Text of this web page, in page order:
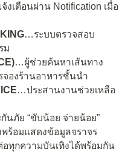
งเตือนผ่าน Notification เมื่อ
…ระบบตรวจสอบ
ม
…ผู้ช่วยค้นหาเส้นทาง
จองร้านอาหารชั้นนำ
…ประสานงานช่วยเหลือ
นภัย “ขับน้อย จ่ายน้อย”
ร้อมแสดงข้อมูลจราจร
ทุกความบันเทิงได้พร้อมกัน